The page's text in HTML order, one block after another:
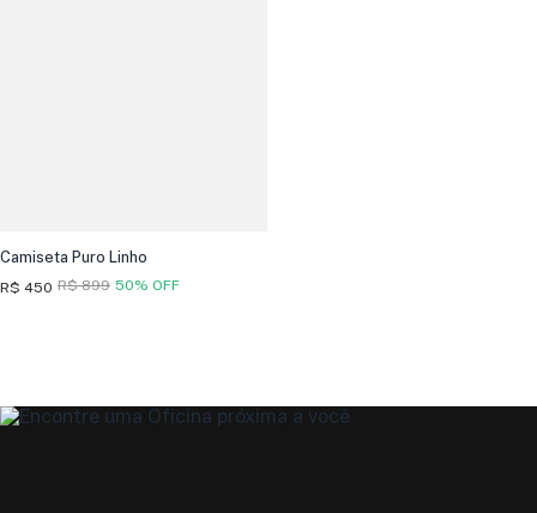
Camiseta Puro Linho
R$ 450 50% OFF
R$ 899